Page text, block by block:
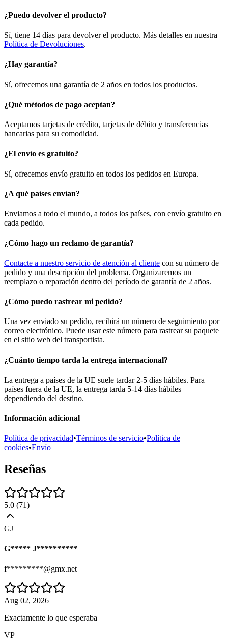
¿Puedo devolver el producto?
Sí, tiene 14 días para devolver el producto. Más detalles en nuestra
Política de Devoluciones.
¿Hay garantía?
Sí, ofrecemos una garantía de 2 años en todos los productos.
¿Qué métodos de pago aceptan?
Aceptamos tarjetas de crédito, tarjetas de débito y transferencias
bancarias para su comodidad.
¿El envío es gratuito?
Sí, ofrecemos envío gratuito en todos los pedidos en Europa.
¿A qué países envían?
Enviamos a todo el mundo, a todos los países, con envío gratuito en
cada pedido.
¿Cómo hago un reclamo de garantía?
Contacte a nuestro servicio de atención al cliente con su número de
pedido y una descripción del problema. Organizaremos un
reemplazo o reparación dentro del período de garantía de 2 años.
¿Cómo puedo rastrear mi pedido?
Una vez enviado su pedido, recibirá un número de seguimiento por
correo electrónico. Puede usar este número para rastrear su paquete
en el sitio web del transportista.
¿Cuánto tiempo tarda la entrega internacional?
La entrega a países de la UE suele tardar 2-5 días hábiles. Para
países fuera de la UE, la entrega tarda 5-14 días hábiles
dependiendo del destino.
Información adicional
Política de privacidad•Términos de servicio•Política de
cookies•Envío
Reseñas
5.0 (71)
GJ
G***** J**********
f*********@gmx.net
Aug 02, 2026
Exactamente lo que esperaba
VP